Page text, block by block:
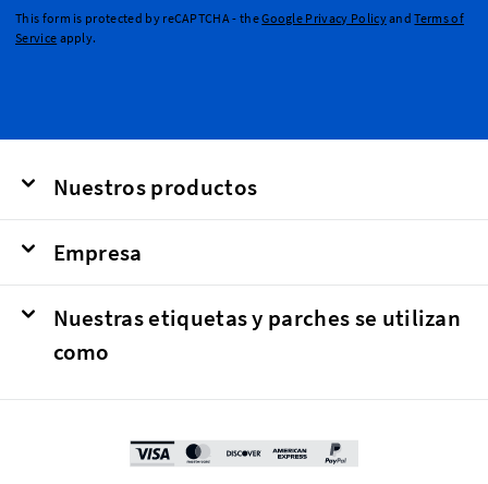
This form is protected by reCAPTCHA - theGoogle Privacy PolicyandTerms of
Service apply.
Nuestros productos
Empresa
Nuestras etiquetas y parches se utilizan
como